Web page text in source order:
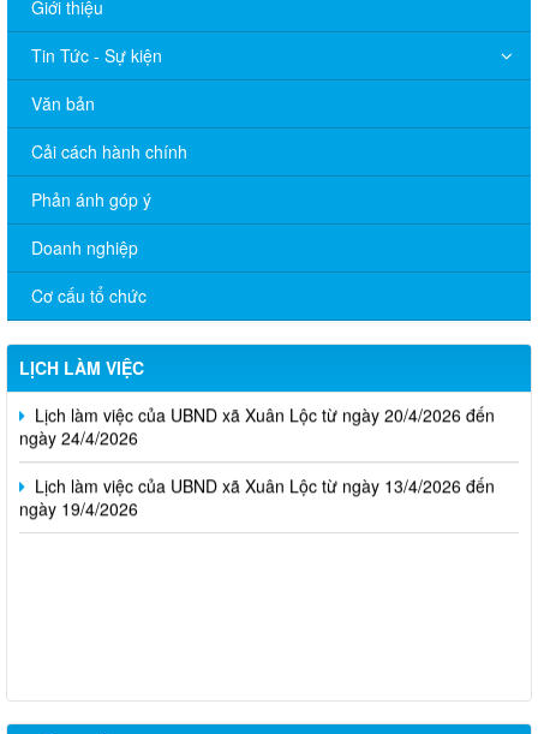
Giới thiệu
Tin Tức - Sự kiện
Văn bản
Cải cách hành chính
Phản ánh góp ý
Doanh nghiệp
Cơ cấu tổ chức
LỊCH LÀM VIỆC
Thông báo Lịch làm việc của UBND phường Xuân Lộc (Từ ngày
03/8/2026 đến ngày 07/8/2026)
Lịch làm việc của UBND xã Xuân Lộc từ ngày 20/4/2026 đến
ngày 24/4/2026
Lịch làm việc của UBND xã Xuân Lộc từ ngày 13/4/2026 đến
ngày 19/4/2026